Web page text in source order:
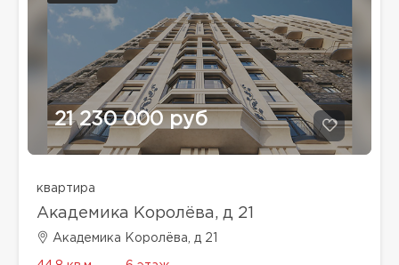
21 230 000 руб
квартира
Академика Королёва, д 21
Академика Королёва, д 21